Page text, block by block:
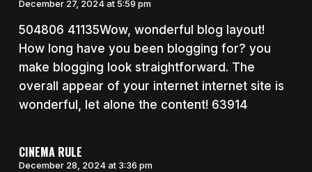
December 27, 2024 at 5:59 pm
504806 41135Wow, wonderful blog layout!
How long have you been blogging for? you
make blogging look straightforward. The
overall appear of your internet internet site is
wonderful, let alone the content! 63914
CINEMA RULE
December 28, 2024 at 3:36 pm